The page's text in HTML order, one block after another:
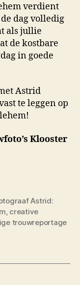
verdient
dag volledig
als jullie
de kostbare
in goede
Astrid
te leggen op
Klooster
Astrid:
, creative
trouwreportage